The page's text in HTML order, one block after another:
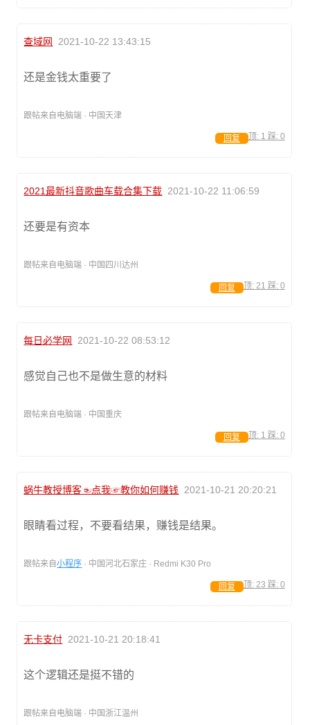
查域网 2021-10-22 13:43:15
还是金钱太重要了
跟帖来自电脑端 · 中国天津
顶: 1 踩: 0
回复
2021最新抖音歌曲车载合集下载 2021-10-22 11:06:59
还要是有资本
跟帖来自电脑端 · 中国四川达州
顶: 21 踩: 0
回复
每日必学网 2021-10-22 08:53:12
感觉自己也不是做生意的材料
跟帖来自电脑端 · 中国重庆
顶: 1 踩: 0
回复
蜗牛教授博客☜点我☞教你如何赚钱 2021-10-21 20:20:21
眼睛看过程，不要看结果，赚钱是结果。
跟帖来自小程序 · 中国河北石家庄 · Redmi K30 Pro
顶: 23 踩: 0
回复
无卡支付 2021-10-21 20:18:41
这个逻辑还是挺不错的
跟帖来自电脑端 · 中国浙江温州